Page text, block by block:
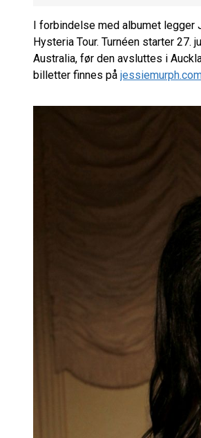
I forbindelse med albumet legger
Hysteria Tour. Turnéen starter 27.
Australia, før den avsluttes i
billetter finnes på